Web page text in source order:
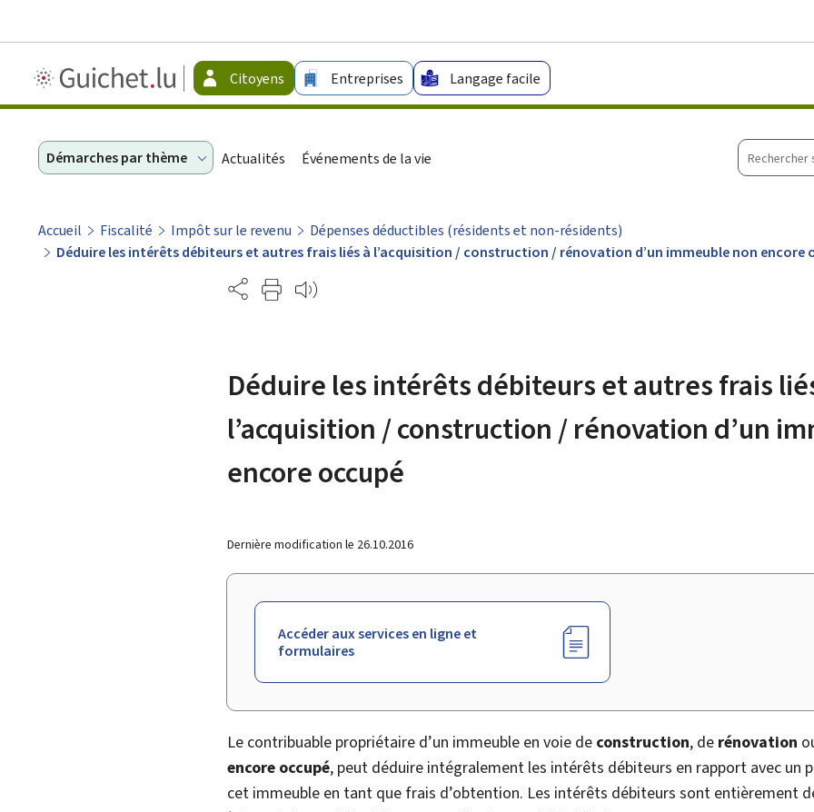
Guichet.lu
-
Citoyens Entreprises Langage facile
Démarches par thème Actualités Événements de la vie
sur
Accueil Fiscalité Impôt sur le revenu
Dépenses déductibles (résidents et non-résidents)
Déduire les intérêts débiteurs et autres frais liés à l’acquisition / construction / rénovation d’un immeuble non encore
Partage
Déduire les intérêts débiteurs et autres frais
l’acquisition / construction / rénovation d’un
encore occupé
Dernière modification le 26.10.2016
Accéder aux services en ligne et
formulaires
Le contribuable propriétaire d’un immeuble en voie de construction, de rénovation
encore occupé, peut déduire intégralement les intérêts débiteurs en rapport avec un
cet immeuble en tant que frais d’obtention. Les intérêts débiteurs sont entièrement